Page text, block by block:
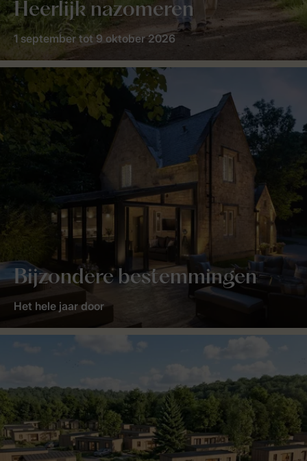
Heerlijk nazomeren
1 september tot 9 oktober 2026
Bijzondere bestemmingen
Het hele jaar door